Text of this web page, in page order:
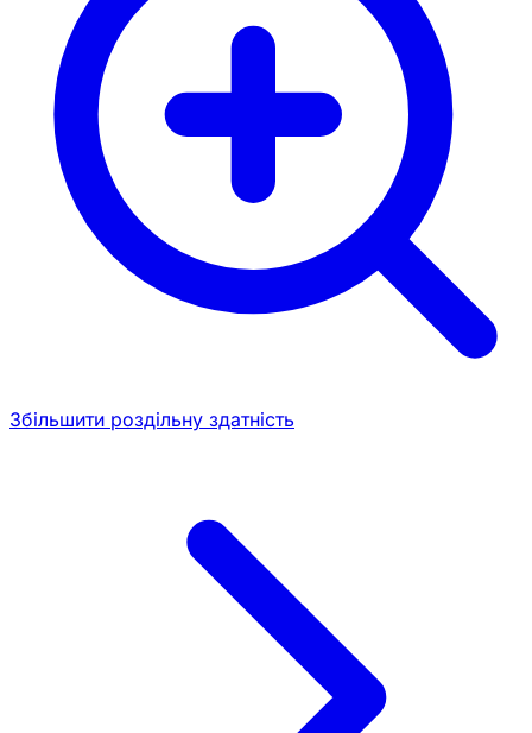
Збільшити роздільну здатність